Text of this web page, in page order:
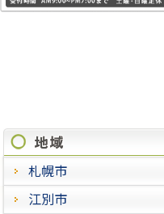
札幌市
江別市